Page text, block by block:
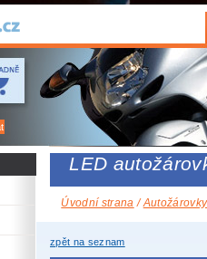
LED
Úvodní strana /Autožárovky
zpět na seznam